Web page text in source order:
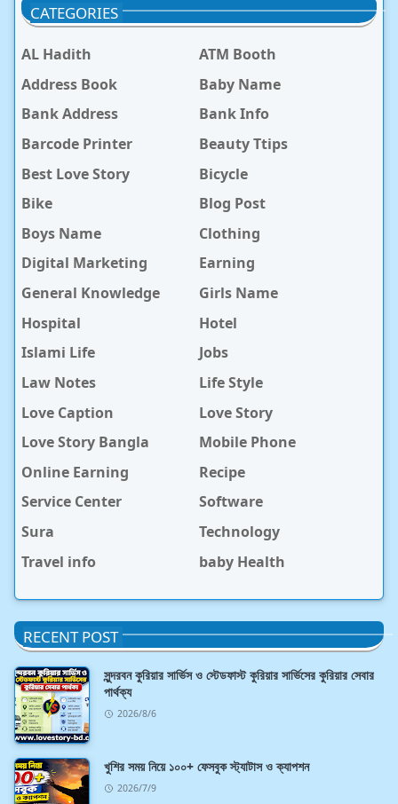
CATEGORIES
AL Hadith
ATM Booth
Address Book
Baby Name
Bank Address
Bank Info
Barcode Printer
Beauty Ttips
Best Love Story
Bicycle
Bike
Blog Post
Boys Name
Clothing
Digital Marketing
Earning
General Knowledge
Girls Name
Hospital
Hotel
Islami Life
Jobs
Law Notes
Life Style
Love Caption
Love Story
Love Story Bangla
Mobile Phone
Online Earning
Recipe
Service Center
Software
Sura
Technology
Travel info
baby Health
RECENT POST
সুন্দরবন কুরিয়ার সার্ভিস ও স্টেডফাস্ট কুরিয়ার সার্ভিসের কুরিয়ার সেবার
পার্থক্য
2026/8/6
খুশির সময় নিয়ে ১০০+ ফেসবুক স্ট্যাটাস ও ক্যাপশন
2026/7/9